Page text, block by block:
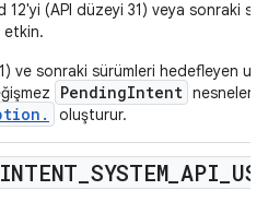
12'yi (API düzeyi 31) veya sonraki
etkin.
ve sonraki sürümleri hedefleyen
PendingIntent nesneleri
oluşturur.
INTENT SYSTEM_ API